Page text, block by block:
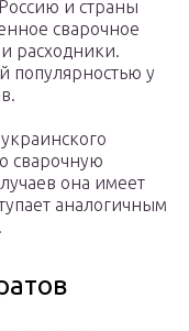
и страны
сварочное
расходники.
популярностью у
сварочную
она имеет
аналогичным